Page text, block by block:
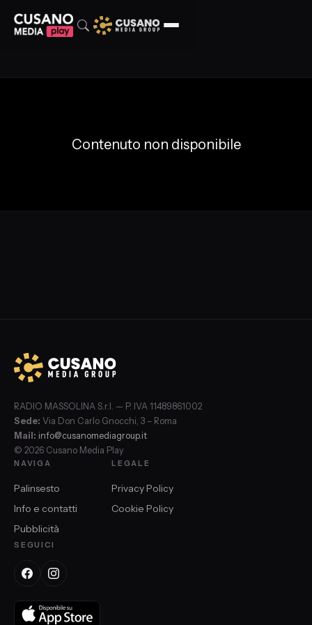
Contenuto non disponibile
RADIO MASSOLINA S.r.l. — P. IVA 11489861002
Sede: Via Don Carlo Gnocchi, 3 – Roma
Mail: info@cusanomediagroup.it
© 2026 Cusano Media Play
NAVIGA
Palinsesto
Info e contatti
Pubblicità
LEGALE
Privacy Policy
Cookie Policy
SEGUICI